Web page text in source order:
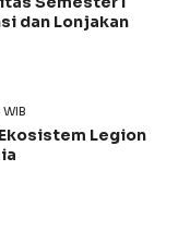
dan Lonjakan
Legion